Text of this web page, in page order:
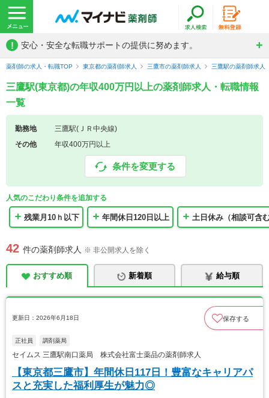
! 安心・安全な転職サポートの提供に努めます。
薬剤師の求人・転職TOP 東京都の薬剤師求人 三鷹市の薬剤師求人 三鷹駅の薬剤師求人
三鷹駅(東京都)の年収400万円以上の薬剤師求人・転職情報
一覧
勤務地
三鷹駅(ＪＲ中央線)
その他
年収400万円以上
条件を変更する
人気のこだわり条件を追加する
残業月10ｈ以下 年間休日120日以上 土日休み（相談可含
42 件の薬剤師求人 ※ 非公開求人を除く
おすすめ順 新着順 給与順
更新日：2026年6月18日 保存する
正社員 調剤薬局
セイムス 三鷹駅南口薬局 株式会社富士薬品の薬剤師求人
【東京都三鷹市】年間休日117日！豊富なキャリアパ
スと充実した福利厚生が魅力◎